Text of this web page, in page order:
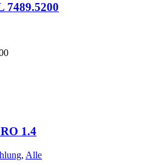
7489.5200
1.4
, Alle